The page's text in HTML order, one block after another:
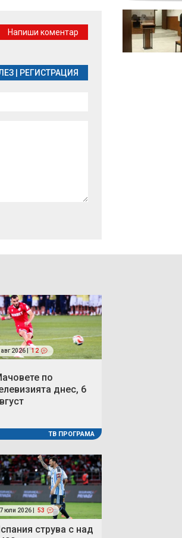
Напиши коментар
РЕГИСТРАЦИЯ
2026 | 12
по
днес, 6
ТВ ПРОГРАМА
юли 2026 | 53
струва с над